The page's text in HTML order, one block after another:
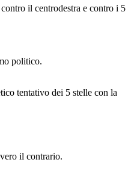
il centrodestra e contro i 5
politico.
tentativo dei 5 stelle con la
il contrario.